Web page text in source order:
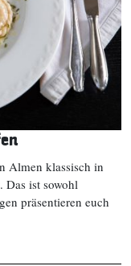
Almen klassisch in
Das ist sowohl
präsentieren euch